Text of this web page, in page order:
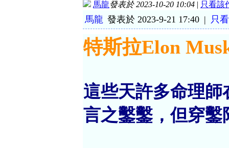
馬龍發表於 2023-10-20 10:04 | 只看該
馬龍 發表於 2023-9-21 17:40 | 只
特斯拉Elon
這些天許多命理師
言之鑿鑿，但穿